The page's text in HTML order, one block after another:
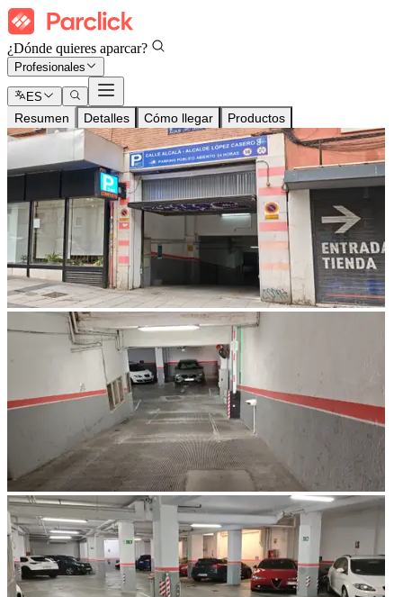
¿Dónde quieres aparcar?
Profesionales
ES
Resumen Detalles Cómo llegar Productos